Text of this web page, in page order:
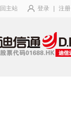
回主站 登录 注册